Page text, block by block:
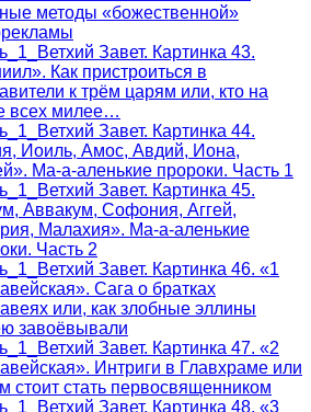
методы «божественной»
Завет. Картинка 43.
Как пристроиться в
к трём царям или, кто на
всех милее…
Завет. Картинка 44.
Иоиль, Амос, Авдий, Иона,
Ма-а-аленькие пророки. Часть 1
Завет. Картинка 45.
Аввакум, Софония, Аггей,
Малахия». Ма-а-аленькие
Часть 2
Завет. Картинка 46. «1
Сага о братках
или, как злобные эллины
завоёвывали
Завет. Картинка 47. «2
Интриги в Главхраме или
стоит стать первосвященником
Завет. Картинка 48. «3